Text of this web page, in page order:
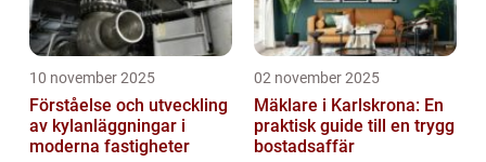
10 november 2025
Förståelse och utveckling
av kylanläggningar i
moderna fastigheter
02 november 2025
Mäklare i Karlskrona: En
praktisk guide till en trygg
bostadsaffär